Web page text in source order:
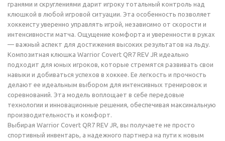
гранями и скруглениями дарит игроку тотальный контроль над
клюшкой в любой игровой ситуации. Эта особенность позволяет
хоккеисту уверенно управлять игрой, независимо от скорости и
интенсивности матча. Ощущение комфорта и уверенности в руках
— важный аспект для достижения высоких результатов на льду.
Композитная клюшка Warrior Covert QR7 REV JR идеально
подходит для юных игроков, которые стремятся развивать свои
навыки и добиваться успехов в хоккее. Ее легкость и прочность
делают ее идеальным выбором для интенсивных тренировок и
соревнований. Эта модель воплощает в себе передовые
технологии и инновационные решения, обеспечивая максимальную
производительность и комфорт.
Выбирая Warrior Covert QR7 REV JR, вы получаете не просто
спортивный инвентарь, а надежного партнера на пути к новым